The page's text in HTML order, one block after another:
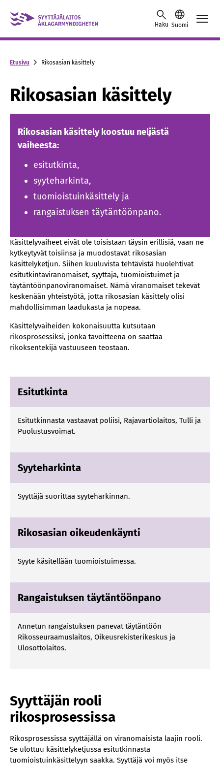
Skip to content -saavutettavuusohje
Haku Suomi
Etusivu Rikosasian käsittely
Rikosasian käsittely
Rikosasian käsittely koostuu neljästä
vaiheesta:
esitutkinta,
syyteharkinta,
tuomioistuinkäsittely ja
rangaistuksen täytäntöönpano.
Käsittelyvaiheet eivät ole toisistaan täysin erillisiä, vaan ne
kytkeytyvät toisiinsa ja muodostavat rikosasian
käsittelyketjun. Siihen kuuluvista tehtävistä huolehtivat
esitutkintaviranomaiset, syyttäjä, tuomioistuimet ja
täytäntöönpanoviranomaiset. Nämä viranomaiset tekevät
keskenään yhteistyötä, jotta rikosasian käsittely olisi
mahdollisimman laadukasta ja nopeaa.
Käsittelyvaiheiden kokonaisuutta kutsutaan
rikosprosessiksi, jonka tavoitteena on saattaa
rikoksentekijä vastuuseen teostaan.
Esitutkinta
Esitutkinnasta vastaavat poliisi, Rajavartiolaitos, Tulli ja
Puolustusvoimat.
Syyteharkinta
Syyttäjä suorittaa syyteharkinnan.
Rikosasian oikeudenkäynti
Syyte käsitellään tuomioistuimessa.
Rangaistuksen täytäntöönpano
Annetun rangaistuksen panevat täytäntöön
Rikosseuraamuslaitos, Oikeusrekisterikeskus ja
Ulosottolaitos.
Syyttäjän rooli
rikosprosessissa
Rikosprosessissa syyttäjällä on viranomaisista laajin rooli.
Se ulottuu käsittelyketjussa esitutkinnasta
tuomioistuinkäsittelyyn saakka. Syyttäjä voi myös itse